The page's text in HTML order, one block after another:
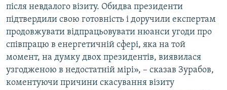
Усі сайти RFE/RL
після невдалого візиту. Обидва президенти
підтвердили свою готовність і доручили експертам
продовжувати відпрацьовувати нюанси угоди про
співпрацю в енергетичній сфері, яка на той
момент, на думку двох президентів, виявилася
узгодженою в недостатній мірі», – сказав Зурабов,
коментуючи причини скасування візиту